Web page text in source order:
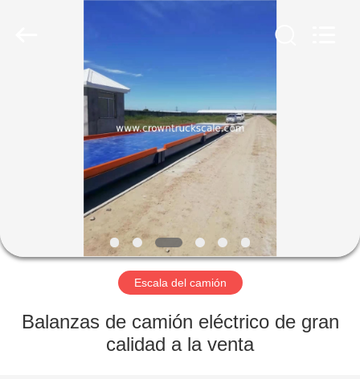
PRODUCTOS
NOSOTROS
VISITA
LA
Escala del camión
Balanzas de camión eléctrico de gran
calidad a la venta